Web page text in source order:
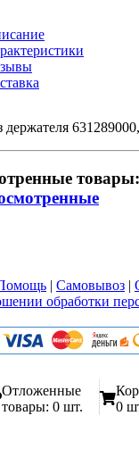
держателя
| Самовывоз |
обработки
Отложенные
товары: 0 шт.
0